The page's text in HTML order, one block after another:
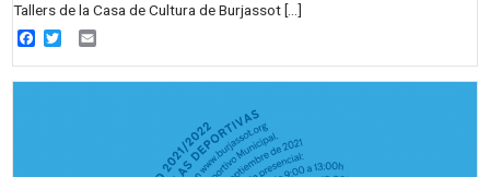
Tallers de la Casa de Cultura de Burjassot […]
Facebook
Twitter